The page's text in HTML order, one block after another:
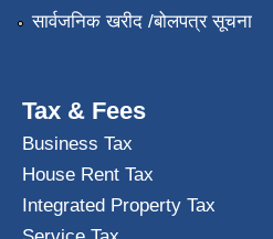
सार्वजनिक खरीद /बोलपत्र सूचना
Tax & Fees
Business Tax
House Rent Tax
Integrated Property Tax